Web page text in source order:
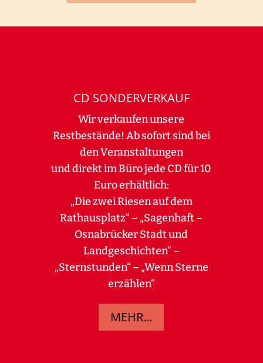
CD SONDERVERKAUF
Wir verkaufen unsere
Restbestände! Ab sofort sind bei
den Veranstaltungen
und direkt im Büro jede CD für 10
Euro erhältlich:
„Die zwei Riesen auf dem
Rathausplatz“ – „Sagenhaft –
Osnabrücker Stadt und
Landgeschichten“ –
„Sternstunden“ – „Wenn Sterne
erzählen“
MEHR...